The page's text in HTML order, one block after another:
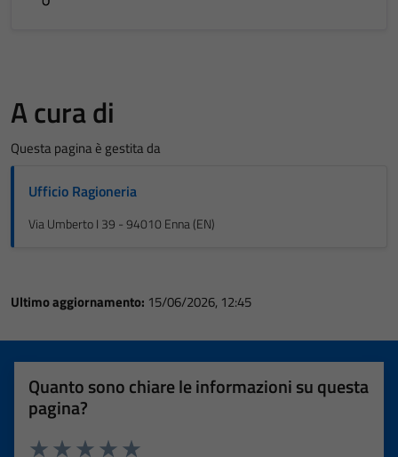
A cura di
Questa pagina è gestita da
Ufficio Ragioneria
Via Umberto I 39 - 94010 Enna (EN)
Ultimo aggiornamento: 15/06/2026, 12:45
Quanto sono chiare le informazioni su questa
pagina?